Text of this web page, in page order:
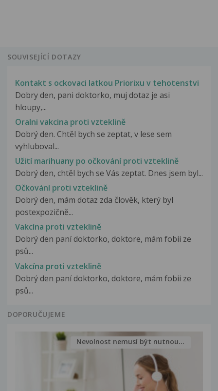
SOUVISEJÍCÍ DOTAZY
Kontakt s ockovaci latkou Priorixu v tehotenstvi
Dobry den, pani doktorko, muj dotaz je asi
hloupy,...
Oralni vakcina proti vzteklině
Dobrý den. Chtěl bych se zeptat, v lese sem
vyhluboval...
Užití marihuany po očkování proti vzteklině
Dobrý den, chtěl bych se Vás zeptat. Dnes jsem byl...
Očkování proti vzteklině
Dobrý den, mám dotaz zda člověk, který byl
postexpozičně...
Vakcína proti vzteklině
Dobrý den paní doktorko, doktore, mám fobii ze
psů...
Vakcína proti vzteklině
Dobrý den paní doktorko, doktore, mám fobii ze
psů...
DOPORUČUJEME
Nevolnost nemusí být nutnou...